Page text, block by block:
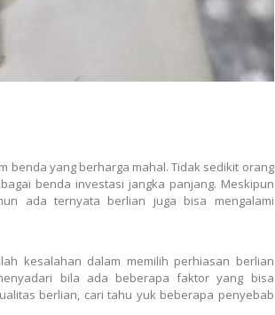
benda yang berharga mahal. Tidak sedikit orang
benda investasi jangka panjang. Meskipun
ada ternyata berlian juga bisa mengalami
kesalahan dalam memilih perhiasan berlian
bila ada beberapa faktor yang bisa
berlian, cari tahu yuk beberapa penyebab